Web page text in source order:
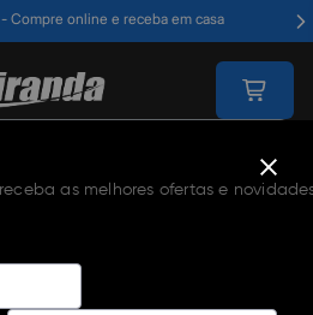
Compre online e receba em casa
as melhores ofertas e